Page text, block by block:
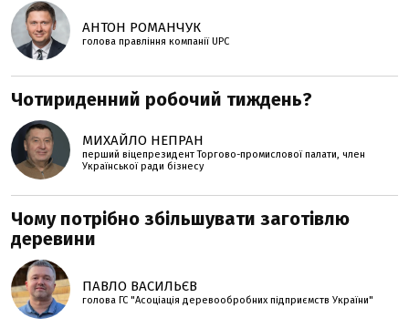
АНТОН РОМАНЧУК
голова правління компанії UPC
Чотириденний робочий тиждень?
МИХАЙЛО НЕПРАН
перший віцепрезидент Торгово-промислової палати, член
Української ради бізнесу
Чому потрібно збільшувати заготівлю
деревини
ПАВЛО ВАСИЛЬЄВ
голова ГС "Асоціація деревообробних підприємств України"